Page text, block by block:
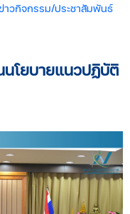
าวกิจกรรม/ประชาสัมพันธ์
โยบายแนวปฏิบัติ